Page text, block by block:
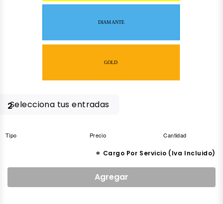
DIAMANTE
GOLD
Selecciona tus entradas
2
Tipo Precio Cantidad
* Cargo Por Servicio (Iva Incluido)
Agregar